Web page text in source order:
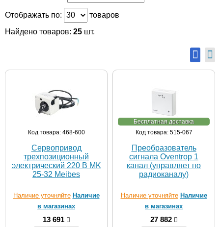
Отображать по:
товаров
Найдено товаров: 25 шт.
Код товара: 468-600
Сервопривод
трехпозиционный
электрический 220 В MK
25-32 Meibes
Наличие уточняйте Наличие
в магазинах
13 691
Бесплатная доставка
Код товара: 515-067
Преобразователь
сигнала Oventrop 1
канал (управляет по
радиоканалу)
Наличие уточняйте Наличие
в магазинах
27 882